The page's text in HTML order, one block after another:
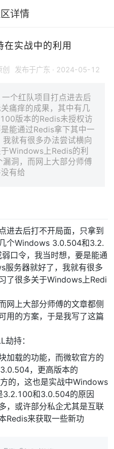
详情
刷新
实战中的利用
发布于广东 · 2024-05-12
个红队项目打点进去后
痛痒的成果，其中有几
版本的Redis未授权访
能通过Redis拿下其中一
就有很多办法尝试横向
Windows上Redis的利
洞，而网上大部分师傅
有给
进去后打不开局面，只拿到
个Windows 3.0.504和3.2.
口令，我当时想，要是能通
服务器就好了，我就有很多
了很多关于Windows上Redi
网上大部分师傅的文章都侧
用的方案，于是我写了这篇
持：
加载的功能，而微软官方的
，更高版本的
的，这也是实战中Windows
3.2.100和3.0.504的原因
，或许部分私企尤其是互联
Redis来获取一些新功